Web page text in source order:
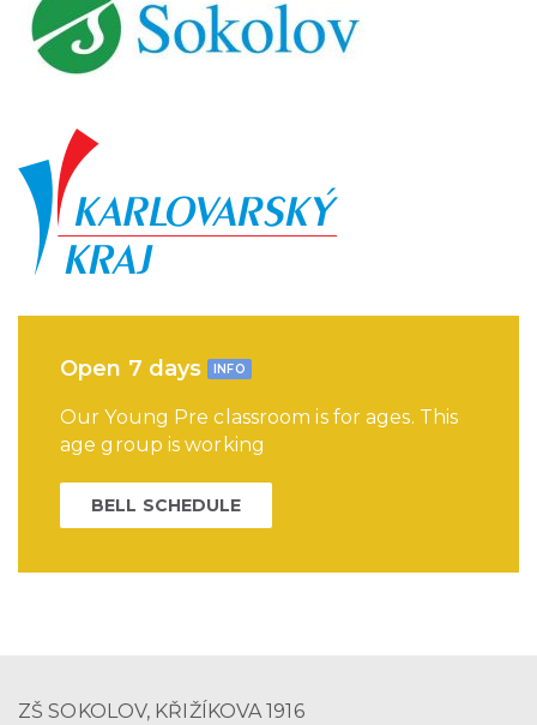
Open 7 days INFO
Our Young Pre classroom is for ages. This
age group is working
BELL SCHEDULE
ZŠ SOKOLOV, KŘIŽÍKOVA 1916